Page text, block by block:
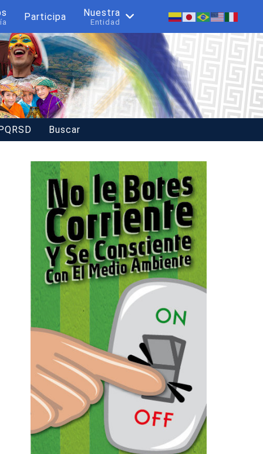
Participa Nuestra
Entidad
Buscar